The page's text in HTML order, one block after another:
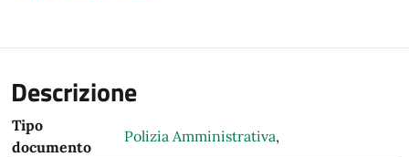
Descrizione
Tipo
documento
Polizia Amministrativa,